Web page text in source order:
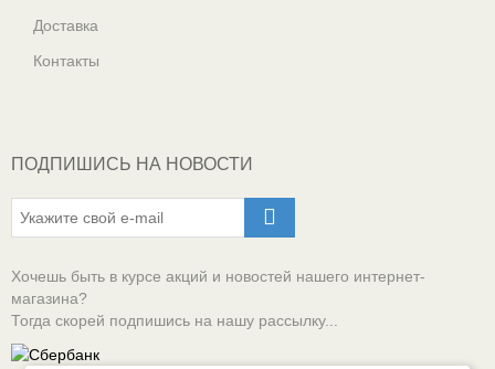
Доставка
Контакты
ПОДПИШИСЬ НА НОВОСТИ
Хочешь быть в курсе акций и новостей нашего интернет-
магазина?
Тогда скорей подпишись на нашу рассылку...